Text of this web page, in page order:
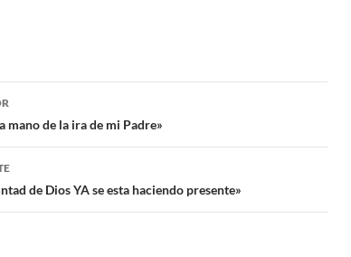
mano de la ira de mi Padre»
de Dios YA se esta haciendo presente»